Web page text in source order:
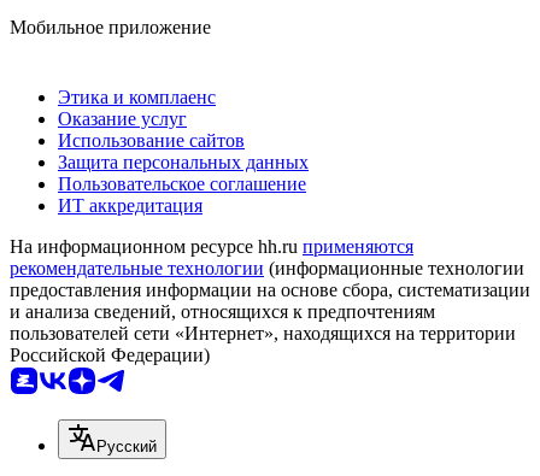
Мобильное приложение
Этика и комплаенс
Оказание услуг
Использование сайтов
Защита персональных данных
Пользовательское соглашение
ИТ аккредитация
На информационном ресурсе hh.ru применяются
рекомендательные технологии (информационные технологии
предоставления информации на основе сбора, систематизации
и анализа сведений, относящихся к предпочтениям
пользователей сети «Интернет», находящихся на территории
Российской Федерации)
Русский